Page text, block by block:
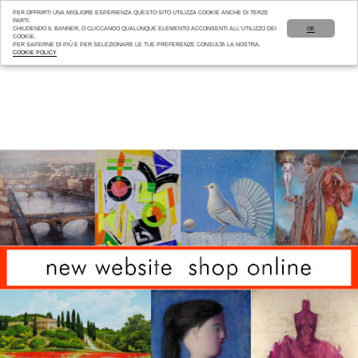
OK
PER OFFRIRTI UNA MIGLIORE ESPERIENZA QUESTO SITO UTILIZZA COOKIE ANCHE DI TERZE
PARTI.
CHIUDENDO IL BANNER, O CLICCANDO QUALUNQUE ELEMENTO ACCONSENTI ALL’UTILIZZO DEI
COOKIE.
PER SAPERNE DI PIÙ E PER SELEZIONARE LE TUE PREFERENZE CONSULTA LA NOSTRA.
COOKIE POLICY